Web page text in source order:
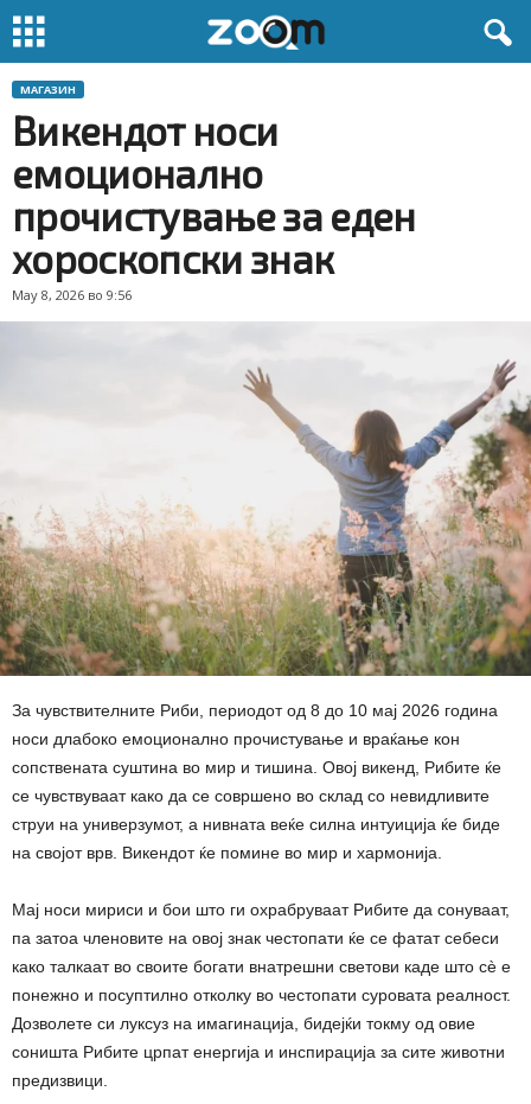
МАГАЗИН
Викендот носи
емоционално
прочистување за еден
хороскопски знак
May 8, 2026 во 9:56
За чувствителните Риби, периодот од 8 до 10 мај 2026 година
носи длабоко емоционално прочистување и враќање кон
сопствената суштина во мир и тишина. Овој викенд, Рибите ќе
се чувствуваат како да се совршено во склад со невидливите
струи на универзумот, а нивната веќе силна интуиција ќе биде
на својот врв. Викендот ќе помине во мир и хармонија.
Мај носи мириси и бои што ги охрабруваат Рибите да сонуваат,
па затоа членовите на овој знак честопати ќе се фатат себеси
како талкаат во своите богати внатрешни светови каде што сè е
понежно и посуптилно отколку во честопати суровата реалност.
Дозволете си луксуз на имагинација, бидејќи токму од овие
соништа Рибите црпат енергија и инспирација за сите животни
предизвици.